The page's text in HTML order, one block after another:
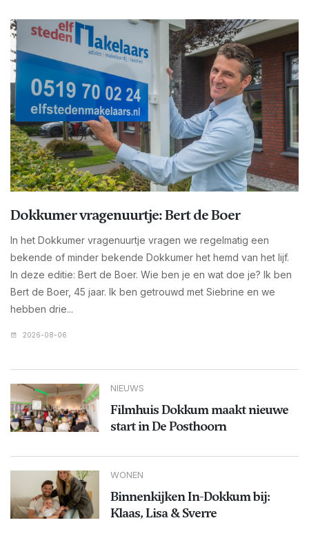
Dokkumer vragenuurtje: Bert de Boer
In het Dokkumer vragenuurtje vragen we regelmatig een
bekende of minder bekende Dokkumer het hemd van het lijf.
In deze editie: Bert de Boer. Wie ben je en wat doe je? Ik ben
Bert de Boer, 45 jaar. Ik ben getrouwd met Siebrine en we
hebben drie...
2026-08-06
NIEUWS
Filmhuis Dokkum maakt nieuwe
start in De Posthoorn
WONEN
Binnenkijken In-Dokkum bij:
Klaas, Lisa & Sverre